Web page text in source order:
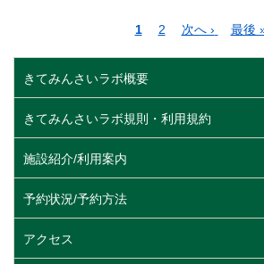
送
カ
ト
ー
ジ
1
ペ
2
次
次へ ›
最
最後
きてみんさいラボ概要
きてみんさいラボ規則・利用規約
施設紹介/利用案内
予約状況/予約方法
アクセス